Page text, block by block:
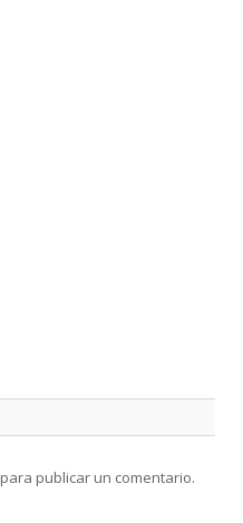
para publicar un comentario.